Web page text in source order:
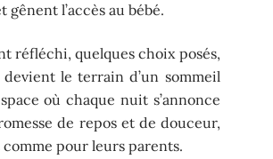
gênent l’accès au bébé.
réfléchi, quelques choix posés,
le terrain d’un sommeil
où chaque nuit s’annonce
de repos et de douceur,
comme pour leurs parents.